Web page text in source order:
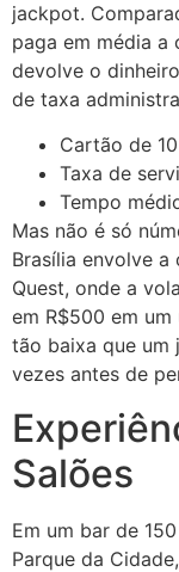
jackpot.
paga em média a
devolve o
de taxa
Cartão de
Taxa de
Tempo
Mas não é só
Brasília envolve a
Quest, onde a
em R$500 em
tão baixa que um
vezes antes de
Salões
Em um bar de
Parque da